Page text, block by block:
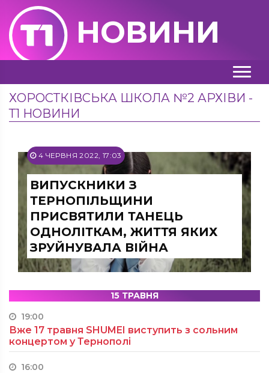
НОВИНИ
ХОРОСТКІВСЬКА ШКОЛА №2 АРХІВИ -
Т1 НОВИНИ
4 ЧЕРВНЯ 2022, 17:03
ВИПУСКНИКИ З
ТЕРНОПІЛЬЩИНИ
ПРИСВЯТИЛИ ТАНЕЦЬ
ОДНОЛІТКАМ, ЖИТТЯ ЯКИХ
ЗРУЙНУВАЛА ВІЙНА
15 ТРАВНЯ
19:00
Вже 17 травня SHUMEI виступить з сольним
концертом у Тернополі
16:00